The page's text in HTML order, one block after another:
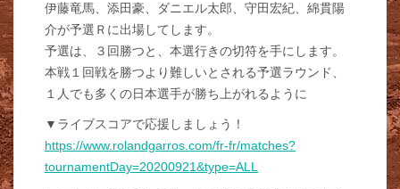
伊藤竜馬、添田豪、ダニエル太郎、守田宏紀、綿貫陽
介が予選Ｒに出場してします。
予選は、３回勝つと、本選行きの切符を手にします。
本戦１回戦を勝つより難しいとされる予選ラウンド、
１人でも多くの日本選手が勝ち上がれるように
▼ライブスコアで応援しましょう！
https://www.rolandgarros.com/fr-fr/matches?
tournamentDay=20200921&type=ALL